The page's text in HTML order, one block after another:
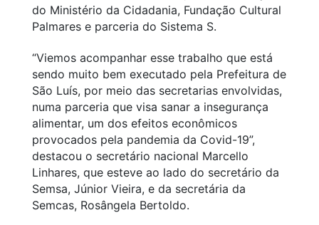
do Ministério da Cidadania, Fundação Cultural
Palmares e parceria do Sistema S.
“Viemos acompanhar esse trabalho que está
sendo muito bem executado pela Prefeitura de
São Luís, por meio das secretarias envolvidas,
numa parceria que visa sanar a insegurança
alimentar, um dos efeitos econômicos
provocados pela pandemia da Covid-19”,
destacou o secretário nacional Marcello
Linhares, que esteve ao lado do secretário da
Semsa, Júnior Vieira, e da secretária da
Semcas, Rosângela Bertoldo.